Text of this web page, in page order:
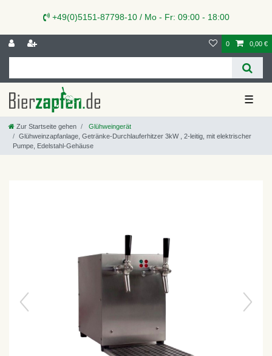
+49(0)5151-87798-10 / Mo - Fr: 09:00 - 18:00
0 0,00 €
☰
Zur Startseite gehen
Glühweingerät
Glühweinzapfanlage, Getränke-Durchlauferhitzer 3kW , 2-leitig, mit elektrischer
Pumpe, Edelstahl-Gehäuse